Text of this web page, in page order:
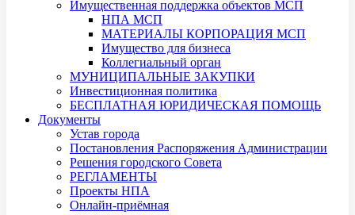
Имущественная поддержка объектов МСП
НПА МСП
МАТЕРИАЛЫ КОРПОРАЦИЯ МСП
Имущество для бизнеса
Коллегиальный орган
МУНИЦИПАЛЬНЫЕ ЗАКУПКИ
Инвестиционная политика
БЕСПЛАТНАЯ ЮРИДИЧЕСКАЯ ПОМОЩЬ
Документы
Устав города
Постановления Распоряжения Администрации
Решения городского Совета
РЕГЛАМЕНТЫ
Проекты НПА
Онлайн-приёмная